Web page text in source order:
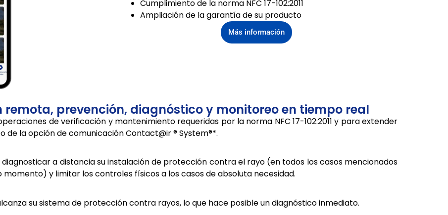
Cumplimiento de la norma NFC 17-102:2011
Ampliación de la garantía de su producto
Más información
prevención, diagnóstico y monitoreo en tiempo real
de verificación y mantenimiento requeridas por la norma NFC 17-102:2011 y para extender
de la opción de comunicación Contact@ir ® System®*.
a distancia su instalación de protección contra el rayo (en todos los casos mencionados
y limitar los controles físicos a los casos de absoluta necesidad.
su sistema de protección contra rayos, lo que hace posible un diagnóstico inmediato.